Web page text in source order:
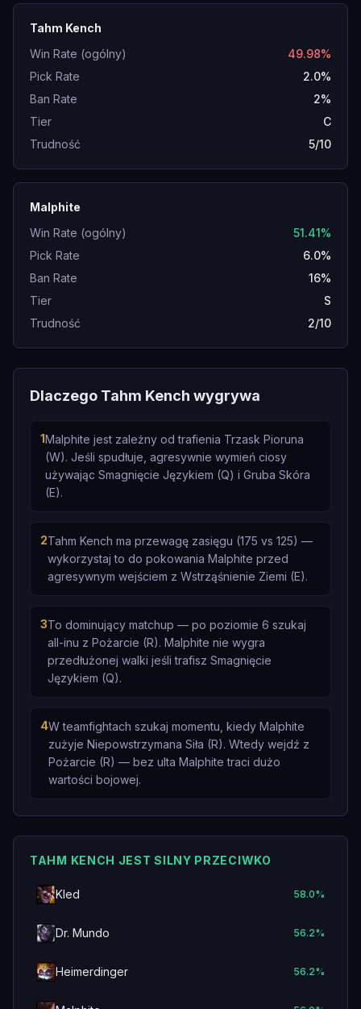
Tahm Kench
Win Rate (ogólny)
49.98%
Pick Rate
2.0%
Ban Rate
2%
Tier
C
Trudność
5/10
Malphite
Win Rate (ogólny)
51.41%
Pick Rate
6.0%
Ban Rate
16%
Tier
S
Trudność
2/10
Dlaczego Tahm Kench wygrywa
1Malphite jest zależny od trafienia Trzask Pioruna
(W). Jeśli spudłuje, agresywnie wymień ciosy
używając Smagnięcie Językiem (Q) i Gruba Skóra
(E).
2Tahm Kench ma przewagę zasięgu (175 vs 125) —
wykorzystaj to do pokowania Malphite przed
agresywnym wejściem z Wstrząśnienie Ziemi (E).
3To dominujący matchup — po poziomie 6 szukaj
all-inu z Pożarcie (R). Malphite nie wygra
przedłużonej walki jeśli trafisz Smagnięcie
Językiem (Q).
4W teamfightach szukaj momentu, kiedy Malphite
zużyje Niepowstrzymana Siła (R). Wtedy wejdź z
Pożarcie (R) — bez ulta Malphite traci dużo
wartości bojowej.
TAHM KENCH JEST SILNY PRZECIWKO
Kled 58.0%
Dr. Mundo 56.2%
Heimerdinger 56.2%